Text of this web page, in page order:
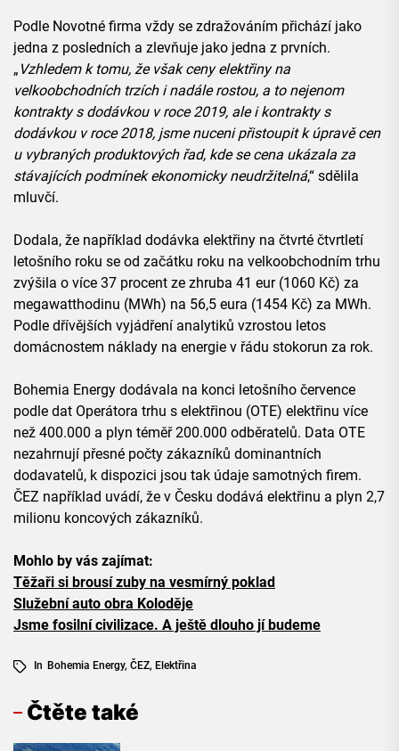
Podle Novotné firma vždy se zdražováním přichází jako
jedna z posledních a zlevňuje jako jedna z prvních.
„ Vzhledem k tomu, že však ceny elektřiny na
velkoobchodních trzích i nadále rostou, a to nejenom
kontrakty s dodávkou v roce 2019, ale i kontrakty s
dodávkou v roce 2018, jsme nuceni přistoupit k úpravě cen
u vybraných produktových řad, kde se cena ukázala za
stávajících podmínek ekonomicky neudržitelná,“ sdělila
mluvčí.
Dodala, že například dodávka elektřiny na čtvrté čtvrtletí
letošního roku se od začátku roku na velkoobchodním trhu
zvýšila o více 37 procent ze zhruba 41 eur (1060 Kč) za
megawatthodinu (MWh) na 56,5 eura (1454 Kč) za MWh.
Podle dřívějších vyjádření analytiků vzrostou letos
domácnostem náklady na energie v řádu stokorun za rok.
Bohemia Energy dodávala na konci letošního července
podle dat Operátora trhu s elektřinou (OTE) elektřinu více
než 400.000 a plyn téměř 200.000 odběratelů. Data OTE
nezahrnují přesné počty zákazníků dominantních
dodavatelů, k dispozici jsou tak údaje samotných firem.
ČEZ například uvádí, že v Česku dodává elektřinu a plyn 2,7
milionu koncových zákazníků.
Mohlo by vás zajímat:
Těžaři si brousí zuby na vesmírný poklad
Služební auto obra Koloděje
Jsme fosilní civilizace. A ještě dlouho jí budeme
In Bohemia Energy, ČEZ, Elektřina
Čtěte také